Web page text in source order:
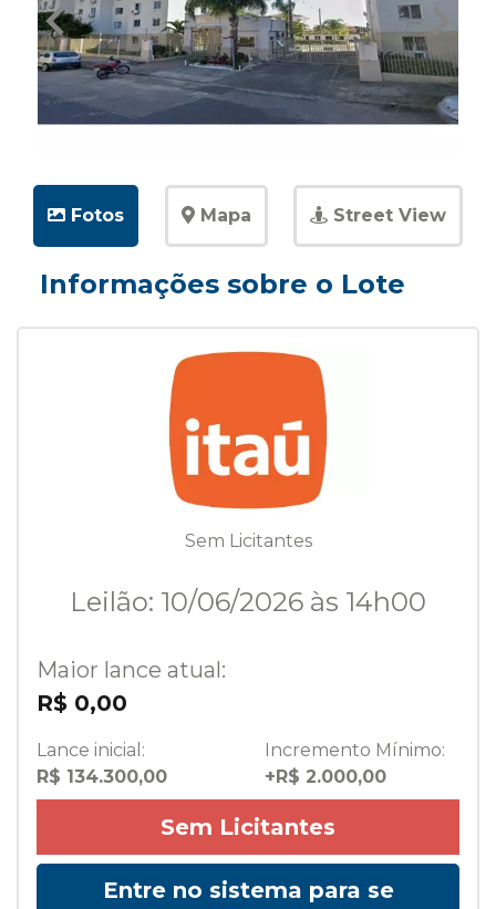
Fotos Mapa Street View
Informações sobre o Lote
Sem Licitantes
Leilão: 10/06/2026 às 14h00
Maior lance atual:
R$ 0,00
Lance inicial:
R$ 134.300,00
Incremento Mínimo:
+R$ 2.000,00
Sem Licitantes
Entre no sistema para se